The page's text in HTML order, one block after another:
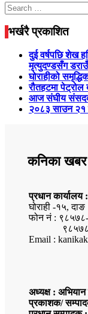
Search
for:
भर्खरै प्रकाशित
दुई वर्षपछि शेख
मृत्युदण्डसँग
घोराहीको
रौतहटमा
आज संघीय
२०८३ साउन २१
कनिका
प्रधान कार्यालय :
घोराही -१५, दाङ
फोन नं :
९८५७८-
Email :
अध्यक्ष :
प्रकाशक/